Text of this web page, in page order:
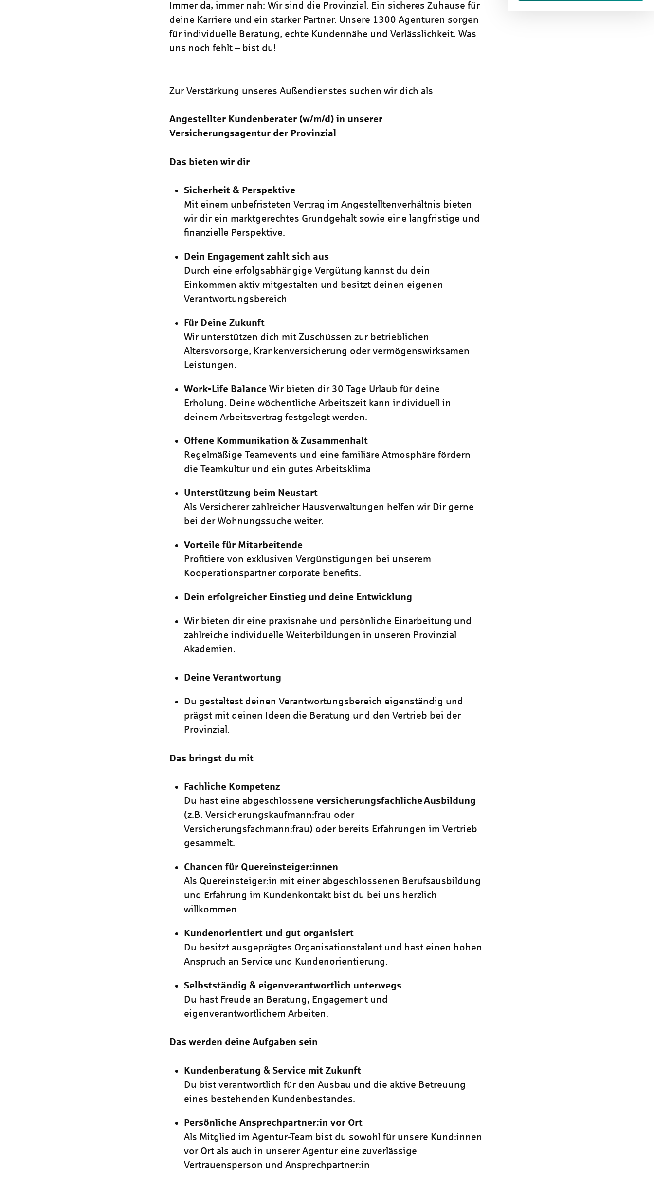
Immer da, immer nah: Wir sind die Provinzial. Ein sicheres Zuhause für
deine Karriere und ein starker Partner. Unsere 1300 Agenturen sorgen
für individuelle Beratung, echte Kundennähe und Verlässlichkeit. Was
uns noch fehlt – bist du!
Zur Verstärkung unseres Außendienstes suchen wir dich als
Angestellter Kundenberater (w/m/d) in unserer
Versicherungsagentur der Provinzial
Das bieten wir dir
Sicherheit & Perspektive
Mit einem unbefristeten Vertrag im Angestelltenverhältnis bieten
wir dir ein marktgerechtes Grundgehalt sowie eine langfristige und
finanzielle Perspektive.
Dein Engagement zahlt sich aus
Durch eine erfolgsabhängige Vergütung kannst du dein
Einkommen aktiv mitgestalten und besitzt deinen eigenen
Verantwortungsbereich
Für Deine Zukunft
Wir unterstützen dich mit Zuschüssen zur betrieblichen
Altersvorsorge, Krankenversicherung oder vermögenswirksamen
Leistungen.
Work-Life Balance Wir bieten dir 30 Tage Urlaub für deine
Erholung. Deine wöchentliche Arbeitszeit kann individuell in
deinem Arbeitsvertrag festgelegt werden.
Offene Kommunikation & Zusammenhalt
Regelmäßige Teamevents und eine familiäre Atmosphäre fördern
die Teamkultur und ein gutes Arbeitsklima
Unterstützung beim Neustart
Als Versicherer zahlreicher Hausverwaltungen helfen wir Dir gerne
bei der Wohnungssuche weiter.
Vorteile für Mitarbeitende
Profitiere von exklusiven Vergünstigungen bei unserem
Kooperationspartner corporate benefits.
Dein erfolgreicher Einstieg und deine Entwicklung
Wir bieten dir eine praxisnahe und persönliche Einarbeitung und
zahlreiche individuelle Weiterbildungen in unseren Provinzial
Akademien.
Deine Verantwortung
Du gestaltest deinen Verantwortungsbereich eigenständig und
prägst mit deinen Ideen die Beratung und den Vertrieb bei der
Provinzial.
Das bringst du mit
Fachliche Kompetenz
Du hast eine abgeschlosseneversicherungsfachlicheAusbildung
(z.B. Versicherungskaufmann:frau oder
Versicherungsfachmann:frau) oder bereits Erfahrungen im Vertrieb
gesammelt.
Chancen für Quereinsteiger:innen
Als Quereinsteiger:in mit einer abgeschlossenen Berufsausbildung
und Erfahrung im Kundenkontakt bist du bei uns herzlich
willkommen.
Kundenorientiert und gut organisiert
Du besitzt ausgeprägtes Organisationstalent und hast einen hohen
Anspruch an Service und Kundenorientierung.
Selbstständig & eigenverantwortlich unterwegs
Du hast Freude an Beratung, Engagement und
eigenverantwortlichem Arbeiten.
Das werden deine Aufgaben sein
Kundenberatung & Service mit Zukunft
Du bist verantwortlich für den Ausbau und die aktive Betreuung
eines bestehenden Kundenbestandes.
Persönliche Ansprechpartner:in vor Ort
Als Mitglied im Agentur-Team bist du sowohl für unsere Kund:innen
vor Ort als auch in unserer Agentur eine zuverlässige
Vertrauensperson und Ansprechpartner:in